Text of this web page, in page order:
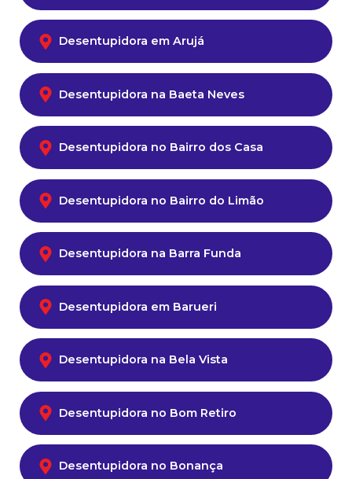
Desentupidora em Arujá
Desentupidora na Baeta Neves
Desentupidora no Bairro dos Casa
Desentupidora no Bairro do Limão
Desentupidora na Barra Funda
Desentupidora em Barueri
Desentupidora na Bela Vista
Desentupidora no Bom Retiro
Desentupidora no Bonança